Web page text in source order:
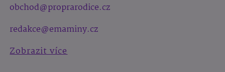
obchod@proprarodice.cz
redakce@emaminy.cz
Zobrazit více